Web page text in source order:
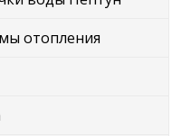
отопления